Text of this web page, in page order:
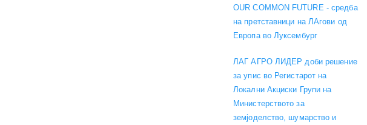
OUR COMMON FUTURE - средба
на претставници на ЛАгови од
Европа во Луксембург
ЛАГ АГРО ЛИДЕР доби решение
за упис во Регистарот на
Локални Акциски Групи на
Министерството за
земјоделство, шумарство и